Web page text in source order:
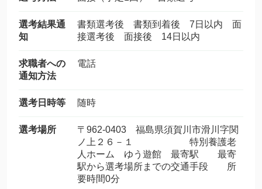
選考結果通
知
書類選考後 書類到着後 7日以内 面
接選考後 面接後 14日以内
求職者への
通知方法
電話
選考日時等 随時
選考場所
〒962-0403 福島県須賀川市滑川字関
ノ上２６－１ 特別養護老
人ホーム ゆう遊館 最寄駅 最寄
駅から選考場所までの交通手段 所
要時間0分